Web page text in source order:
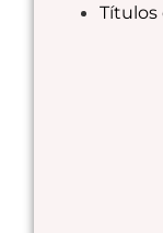
Títulos